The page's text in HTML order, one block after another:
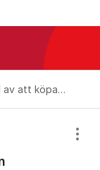
Jag är intresserad av att köpa en laddbox, hur går jag till väga?